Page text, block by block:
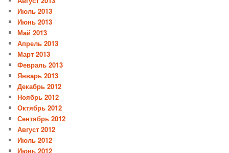
Июль 2013
Июнь 2013
Май 2013
Апрель 2013
Март 2013
Февраль 2013
Январь 2013
Декабрь 2012
Ноябрь 2012
Октябрь 2012
Сентябрь 2012
Август 2012
Июль 2012
Июнь 2012